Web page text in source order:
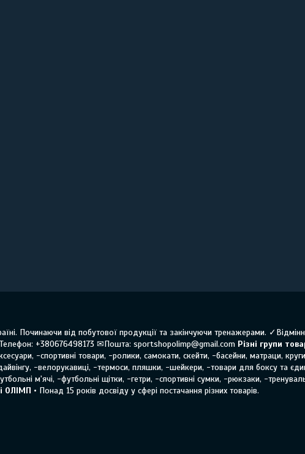
Починаючи від побутової продукції та закінчуючи тренажерами.
+380676498173 ✉Пошта: sportshopolimp@gmail.com Різні групи
-спортивні товари, -ролики, самокати, скейти, -басейни, матраци,
-велорукавиці, -термоси, пляшки, -шейкери, -товари для боксу та
м'ячі, -футбольні щітки, -гетри, -спортивні сумки, -рюкзаки, -
ОЛІМП • Понад 15 років досвіду у сфері постачання різних товарів.